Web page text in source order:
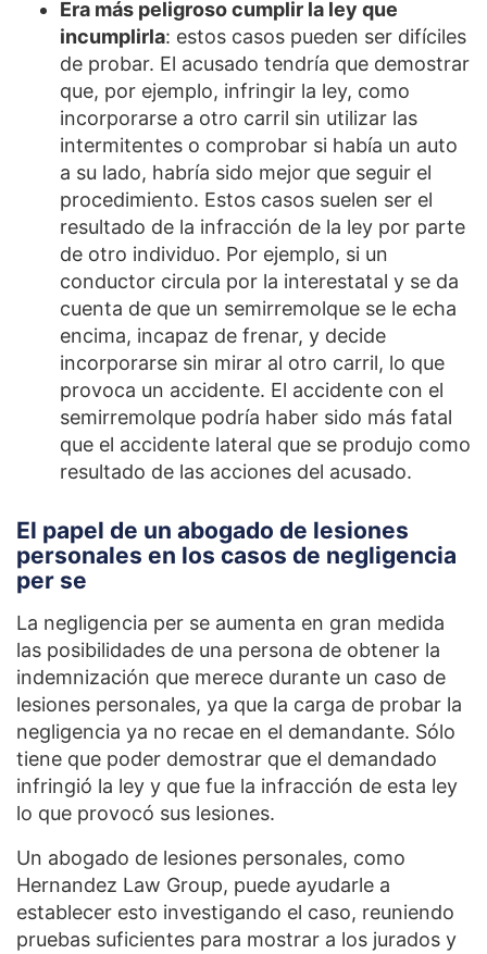
Era más peligroso cumplir la ley que
incumplirla: estos casos pueden ser difíciles
de probar. El acusado tendría que demostrar
que, por ejemplo, infringir la ley, como
incorporarse a otro carril sin utilizar las
intermitentes o comprobar si había un auto
a su lado, habría sido mejor que seguir el
procedimiento. Estos casos suelen ser el
resultado de la infracción de la ley por parte
de otro individuo. Por ejemplo, si un
conductor circula por la interestatal y se da
cuenta de que un semirremolque se le echa
encima, incapaz de frenar, y decide
incorporarse sin mirar al otro carril, lo que
provoca un accidente. El accidente con el
semirremolque podría haber sido más fatal
que el accidente lateral que se produjo como
resultado de las acciones del acusado.
El papel de un abogado de lesiones
personales en los casos de negligencia
per se
La negligencia per se aumenta en gran medida
las posibilidades de una persona de obtener la
indemnización que merece durante un caso de
lesiones personales, ya que la carga de probar la
negligencia ya no recae en el demandante. Sólo
tiene que poder demostrar que el demandado
infringió la ley y que fue la infracción de esta ley
lo que provocó sus lesiones.
Un abogado de lesiones personales, como
Hernandez Law Group, puede ayudarle a
establecer esto investigando el caso, reuniendo
pruebas suficientes para mostrar a los jurados y